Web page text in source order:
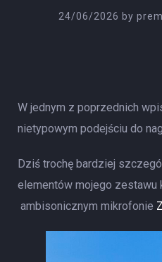
24/06/2026 by
W jednym z poprzednich
nietypowym podejściu do
Dziś trochę bardziej
elementów mojego zestawu
ambisonicznym mikrofonie